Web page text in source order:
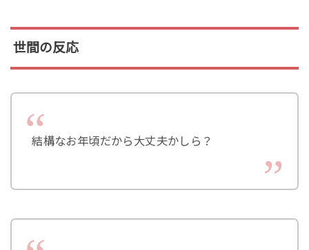
世間の反応
結構なお年頃だから大丈夫かしら？